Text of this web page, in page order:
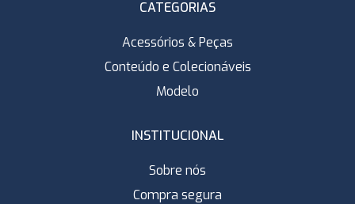
CATEGORIAS
Acessórios & Peças
Conteúdo e Colecionáveis
Modelo
INSTITUCIONAL
Sobre nós
Compra segura